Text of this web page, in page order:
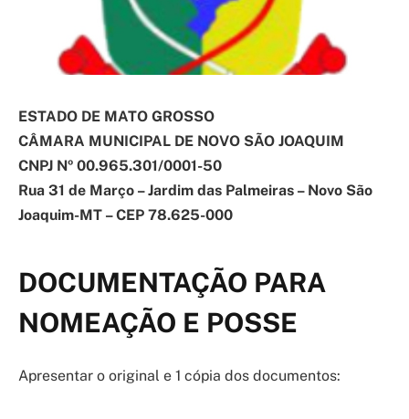
ESTADO DE MATO GROSSO
CÂMARA MUNICIPAL DE NOVO SÃO JOAQUIM
CNPJ Nº 00.965.301/0001-50
Rua 31 de Março – Jardim das Palmeiras – Novo São
Joaquim-MT – CEP 78.625-000
DOCUMENTAÇÃO PARA
NOMEAÇÃO E POSSE
Apresentar o original e 1 cópia dos documentos: